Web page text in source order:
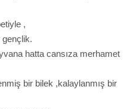
,
gençlik.
hatta cansıza merhamet
bir bilek ,kalaylanmış bir